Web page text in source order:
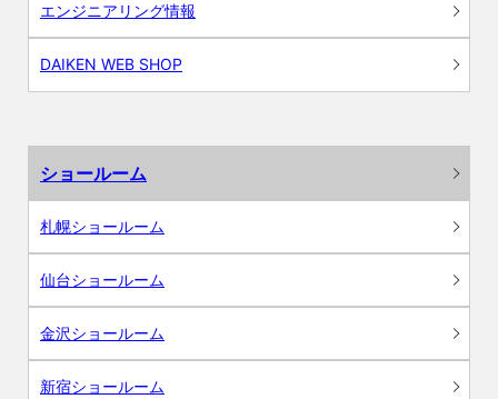
エンジニアリング情報
DAIKEN WEB SHOP
ショールーム
札幌ショールーム
仙台ショールーム
金沢ショールーム
新宿ショールーム